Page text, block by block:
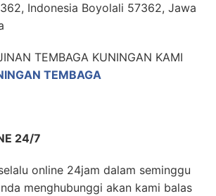
Indonesia Boyolali 57362, Jawa
TEMBAGA KUNINGAN KAMI
TEMBAGA
24/7
online 24jam dalam seminggu
menghubunggi akan kami balas